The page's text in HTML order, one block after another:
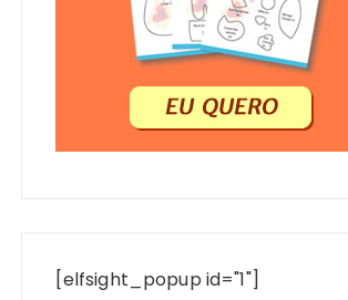
[elfsight_popup id="1"]